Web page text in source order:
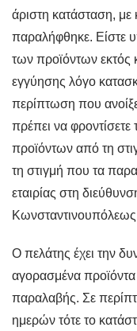
άριστη κατάσταση,
παραλήφθηκε. Είστε
των προϊόντων εκτός
εγγύησης λόγο
περίπτωση που
πρέπει να
προϊόντων από τη
τη στιγμή που τα
εταιρίας στη
Ο πελάτης έχει την
αγορασμένα
παραλαβής. Σε
ημερών τότε το